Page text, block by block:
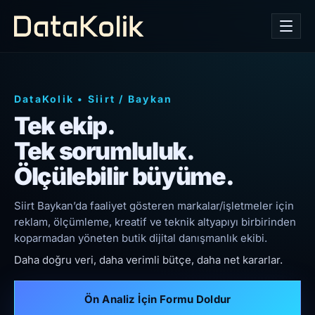
DataKolik • Siirt / Baykan
Tek ekip.
Tek sorumluluk.
Ölçülebilir büyüme.
Siirt Baykan’da faaliyet gösteren markalar/işletmeler için
reklam, ölçümleme, kreatif ve teknik altyapıyı birbirinden
koparmadan yöneten butik dijital danışmanlık ekibi.
Daha doğru veri, daha verimli bütçe, daha net kararlar.
Ön Analiz İçin Formu Doldur